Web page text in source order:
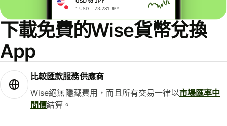
下載免費的Wise貨幣兌換
App
比較匯款服務供應商
Wise絕無隱藏費用，而且所有交易一律以市場匯率中
間價結算。